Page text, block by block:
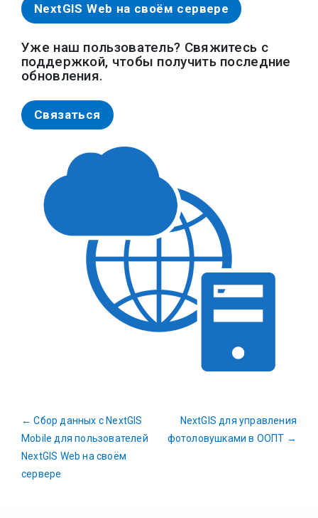
NextGIS Web на своём сервере
Уже наш пользователь? Свяжитесь с
поддержкой, чтобы получить последние
обновления.
Связаться
← Сбор данных с NextGIS
Mobile для пользователей
NextGIS Web на своём
сервере
NextGIS для управления
фотоловушками в ООПТ →